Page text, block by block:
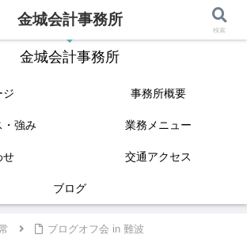
ウド会計)と相続に強い姫路の税理士
金城会計事務所
ジ 事務所概要
・強み 業務メニュー
せ 交通アクセス
ブログ
ブログオフ会 in 難波
金城会計事務所
検索